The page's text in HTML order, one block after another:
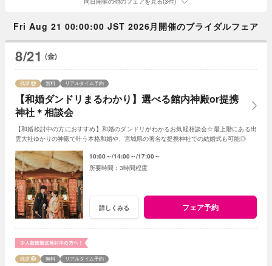
Fri Aug 21 00:00:00 JST 2026月開催のブライダルフェア
8/21 (金)
【和婚ダンドリまるわかり】選べる館内神殿or提携
神社＊相談会
残席 無料 リアルタイム予約
【和婚検討中の方におすすめ】和婚のダンドリがわかるお気軽相談会☆最上階にある出
雲大社ゆかりの神殿で叶う本格和婚や、宮城県の著名な提携神社での結婚式も可能◎
10:00～ 14:00～ 17:00～
3時間程度
詳しくみる フェア予約
残席 無料 リアルタイム予約